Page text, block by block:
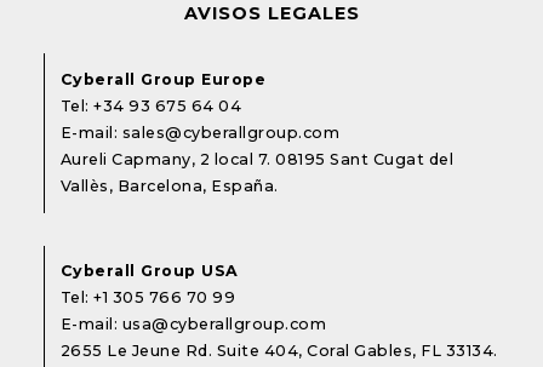
AVISOS LEGALES
Cyberall Group Europe
Tel:+34 93 675 64 04
E-mail: sales@cyberallgroup.com
Aureli Capmany, 2 local 7. 08195 Sant Cugat del
Vallès, Barcelona, España.
Cyberall Group USA
Tel:+1 305 766 70 99
E-mail: usa@cyberallgroup.com
2655 Le Jeune Rd. Suite 404, Coral Gables, FL 33134.